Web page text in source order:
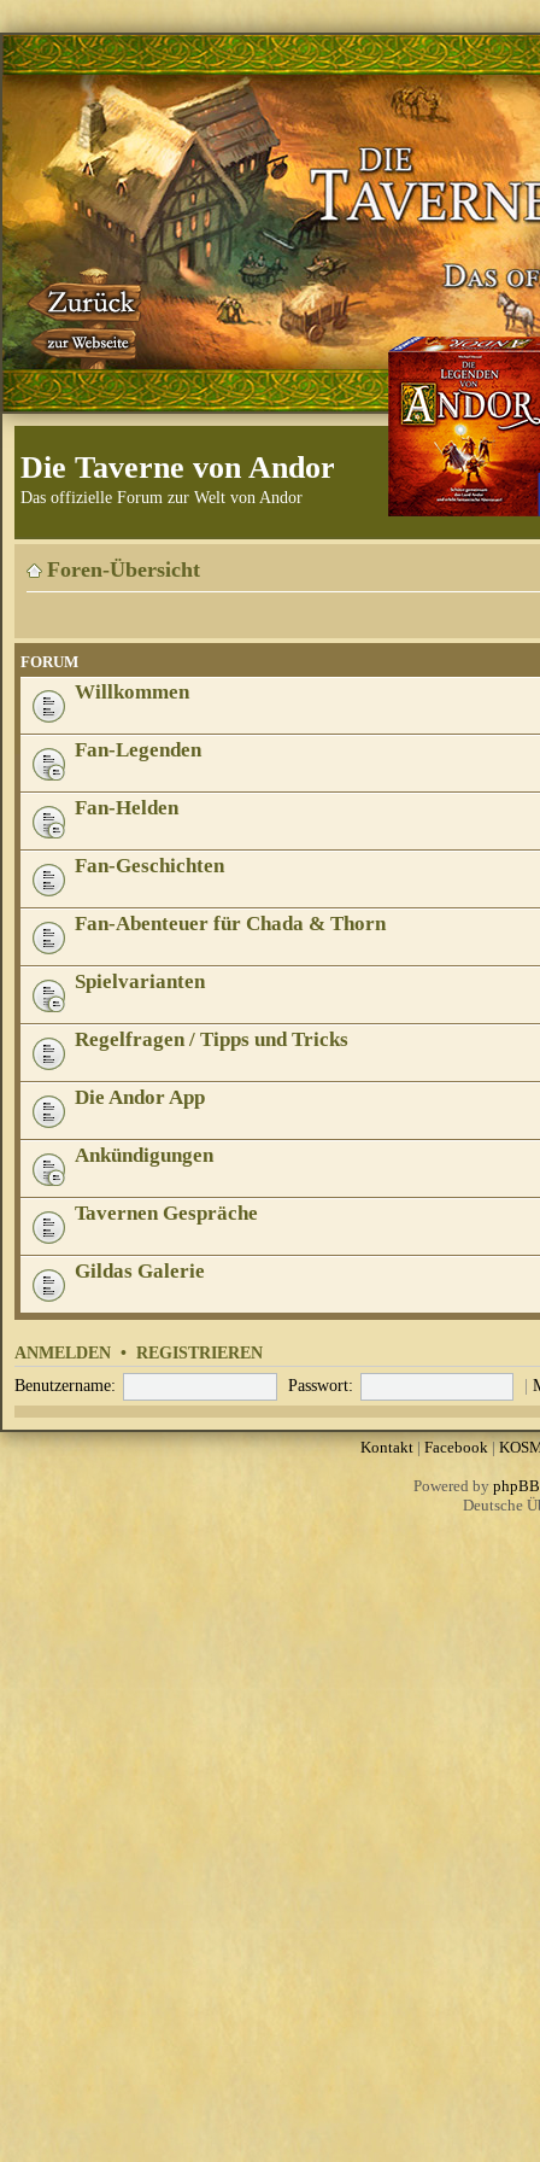
Die Taverne von Andor
Das offizielle Forum zur Welt von Andor
Foren-Übersicht
FORUM
Willkommen
Fan-Legenden
Fan-Helden
Fan-Geschichten
Fan-Abenteuer für Chada & Thorn
Spielvarianten
Regelfragen / Tipps und Tricks
Die Andor App
Ankündigungen
Tavernen Gespräche
Gildas Galerie
ANMELDEN • REGISTRIEREN
Benutzername: Passwort: |
Kontakt| Facebook|
Powered by phpBB
Deutsche